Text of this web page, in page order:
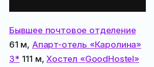
Бывшее почтовое отделение
61 м, Апарт-отель «Каролина»
3* 111 м,Хостел «GoodHostel»